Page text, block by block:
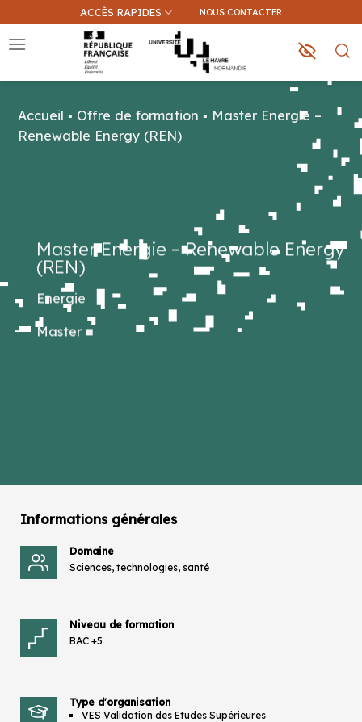
au
contenu
ACCÈS RAPIDES NOUS CONTACTER
Que recherchez-vous ?
Master Energie – Renewable Energy
(REN)
Energie
Master■
Accueil ▪ Offre de formation ▪ Master Energie –
Renewable Energy (REN)
Informations générales
Domaine
Sciences, technologies, santé
Niveau de formation
BAC +5
Type d'organisation
VES Validation des Etudes Supérieures